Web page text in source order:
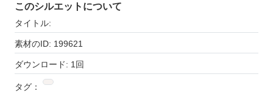
このシルエットについて
タイトル:
素材のID: 199621
ダウンロード: 1回
タグ：